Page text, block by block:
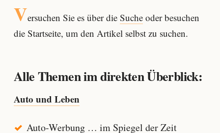
Versuchen Sie es über die Sucheoder besuchen
die Startseite, um den Artikel selbst zu suchen.
Alle Themen im direkten Überblick:
Auto und Leben
Auto-Werbung… im Spiegel der Zeit